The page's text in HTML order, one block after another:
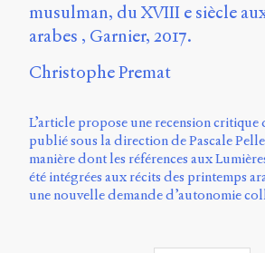
Mastodon
Université
de
Campus
de
Longueuil
Local
B1-
musulman, du XVIII e siècle
arabes , Garnier, 2017.
Christophe Premat
L’article propose une recension critique
publié sous la direction de Pascale
manière dont les références aux
été intégrées aux récits des printemps
une nouvelle demande d’autonomie